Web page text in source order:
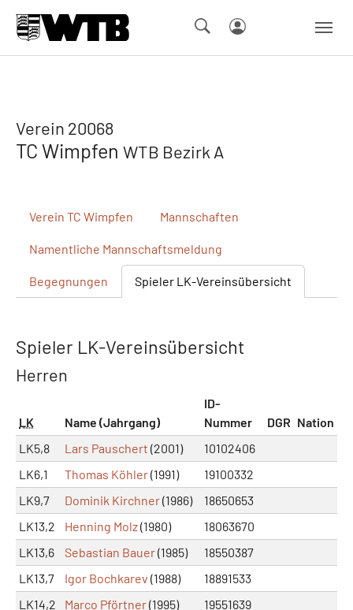
Verein 20068
TC Wimpfen WTB Bezirk A
Verein TC Wimpfen Mannschaften
Namentliche Mannschaftsmeldung
Begegnungen Spieler LK-Vereinsübersicht
Spieler LK-Vereinsübersicht
Herren
LK Name (Jahrgang)
ID-
Nummer
DGR Nation
LK5,8
Lars Pauschert (2001)
10102406
LK6,1
Thomas Köhler(1991)
19100332
LK9,7
Dominik Kirchner(1986)
18650653
LK13,2
Henning Molz(1980)
18063670
LK13,6
Sebastian Bauer(1985)
18550387
LK13,7
Igor Bochkarev (1988)
18891533
LK14,2
Marco Pförtner(1995)
19551639